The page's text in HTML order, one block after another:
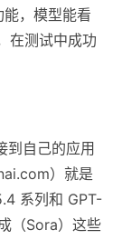
，模型能看
在测试中成功
到自己的应用
）就是
系列和 GPT-
（Sora）这些